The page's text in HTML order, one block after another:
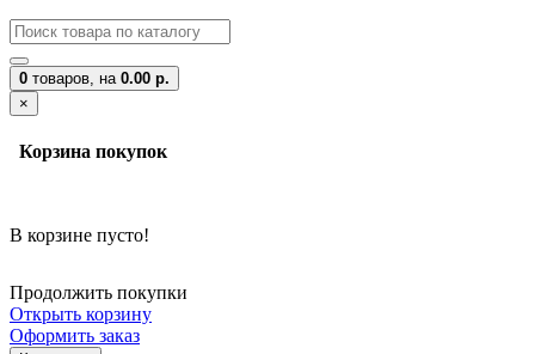
0 товаров, на 0.00 р.
×
Корзина покупок
В корзине пусто!
Продолжить покупки
Открыть корзину
Оформить заказ